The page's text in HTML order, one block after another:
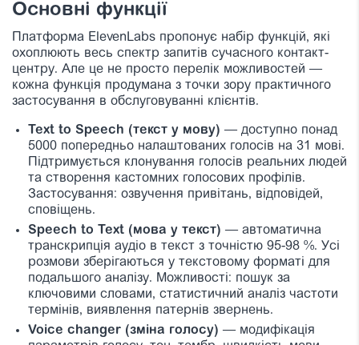
Основні функції
Платформа ElevenLabs пропонує набір функцій, які
охоплюють весь спектр запитів сучасного контакт-
центру. Але це не просто перелік можливостей —
кожна функція продумана з точки зору практичного
застосування в обслуговуванні клієнтів.
Text to Speech (текст у мову) — доступно понад
5000 попередньо налаштованих голосів на 31 мові.
Підтримується клонування голосів реальних людей
та створення кастомних голосових профілів.
Застосування: озвучення привітань, відповідей,
сповіщень.
Speech to Text (мова у текст) — автоматична
транскрипція аудіо в текст з точністю 95-98 %. Усі
розмови зберігаються у текстовому форматі для
подальшого аналізу. Можливості: пошук за
ключовими словами, статистичний аналіз частоти
термінів, виявлення патернів звернень.
Voice changer (зміна голосу) — модифікація